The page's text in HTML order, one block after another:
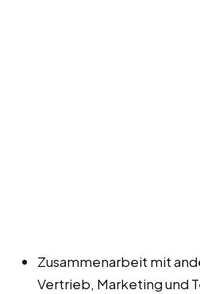
Zusammenarbeit mit
Vertrieb, Marketing und